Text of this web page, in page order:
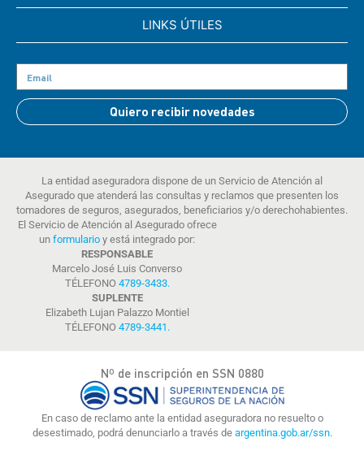
LINKS ÚTILES
Quiero recibir novedades
La entidad aseguradora dispone de un Servicio de Atención al
Asegurado que atenderá las consultas y reclamos que presenten los
tomadores de seguros, asegurados, beneficiarios y/o derechohabientes.
El Servicio de Atención al Asegurado ofrece
un formulario y está integrado por:
RESPONSABLE
Marcelo José Luis Converso
TÉLEFONO 4789-3433.
SUPLENTE
Elizabeth Lujan Palazzo Montiel
TÉLEFONO 4789-3441 .
Nº de inscripción en SSN 0880
En caso de reclamo ante la entidad aseguradora no resuelto o
desestimado, podrá denunciarlo a través de argentina.gob.ar/ssn.